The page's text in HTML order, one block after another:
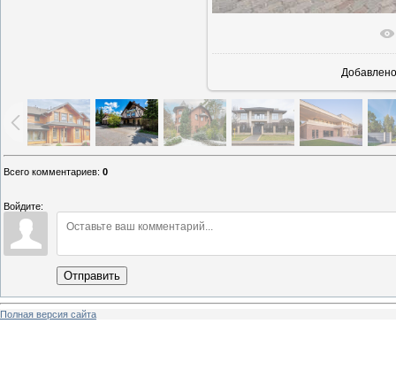
В
Добавлено
Всего комментариев: 0
Войдите:
Отправить
Полная версия сайта